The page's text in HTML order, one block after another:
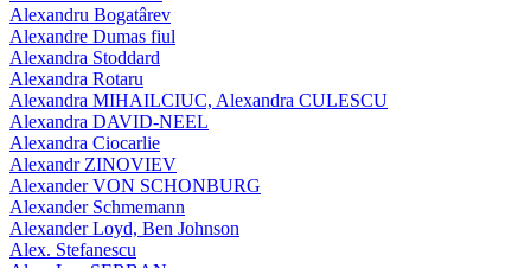
Alexandru Bogatârev
Alexandre Dumas fiul
Alexandra Stoddard
Alexandra Rotaru
Alexandra MIHAILCIUC, Alexandra CULESCU
Alexandra DAVID-NEEL
Alexandra Ciocarlie
Alexandr ZINOVIEV
Alexander VON SCHONBURG
Alexander Schmemann
Alexander Loyd, Ben Johnson
Alex. Stefanescu